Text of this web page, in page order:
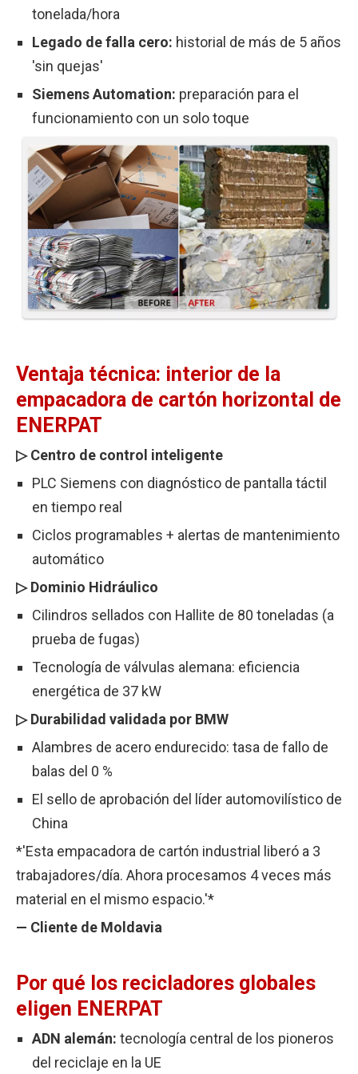
tonelada/hora
Legado de falla cero: historial de más de 5 años
'sin quejas'
Siemens Automation: preparación para el
funcionamiento con un solo toque
Ventaja técnica: interior de la
empacadora de cartón horizontal de
ENERPAT
▷ Centro de control inteligente
PLC Siemens con diagnóstico de pantalla táctil
en tiempo real
Ciclos programables + alertas de mantenimiento
automático
▷ Dominio Hidráulico
Cilindros sellados con Hallite de 80 toneladas (a
prueba de fugas)
Tecnología de válvulas alemana: eficiencia
energética de 37 kW
▷ Durabilidad validada por BMW
Alambres de acero endurecido: tasa de fallo de
balas del 0 %
El sello de aprobación del líder automovilístico de
China
*'Esta empacadora de cartón industrial liberó a 3
trabajadores/día. Ahora procesamos 4 veces más
material en el mismo espacio.'*
— Cliente de Moldavia
Por qué los recicladores globales
eligen ENERPAT
ADN alemán: tecnología central de los pioneros
del reciclaje en la UE